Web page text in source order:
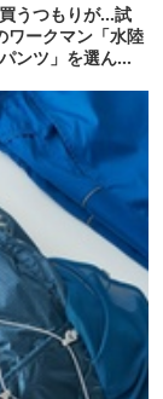
うつもりが…試
ワークマン「水陸
ンツ」を選んだ